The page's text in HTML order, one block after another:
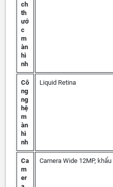
ch
th
ướ
c
m
àn
hì
nh
Cô
ng
ng
hệ
m
àn
hì
nh
Liquid Retina
Ca
m
er
Camera Wide 12MP, khẩu